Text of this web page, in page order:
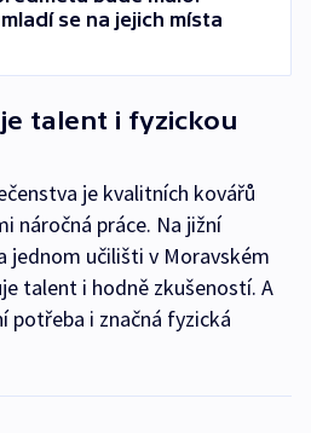
se na jejich místa
talent i fyzickou
je kvalitních kovářů
náročná práce. Na jižní
jednom učilišti v Moravském
talent i hodně zkušeností. A
potřeba i značná fyzická